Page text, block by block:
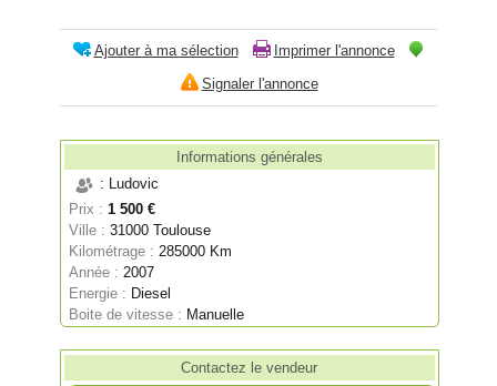
Ajouter à ma sélection
Imprimer l'annonce
Signaler l'annonce
Informations générales
: Ludovic
Prix : 1 500 €
Ville :31000 Toulouse
Kilométrage : 285000 Km
Année : 2007
Energie : Diesel
Boite de vitesse : Manuelle
Contactez le vendeur